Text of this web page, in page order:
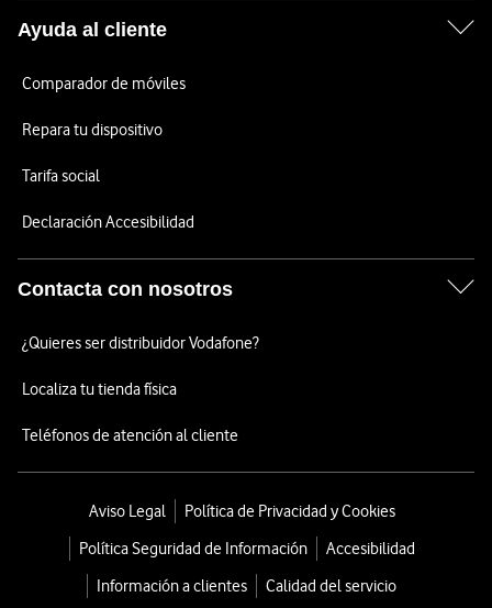
Ayuda al cliente
Comparador de móviles
Repara tu dispositivo
Tarifa social
Declaración Accesibilidad
Contacta con nosotros
¿Quieres ser distribuidor Vodafone?
Localiza tu tienda física
Teléfonos de atención al cliente
Aviso Legal
Política de Privacidad y Cookies
Política Seguridad de Información
Accesibilidad
Información a clientes
Calidad del servicio